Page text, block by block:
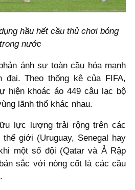
hầu hết cầu thủ chơi bóng
trong nước
ánh sự toàn cầu hóa mạnh
đại. Theo thống kê của FIFA,
hiện khoác áo 449 câu lạc bộ
lãnh thổ khác nhau.
lực lượng trải rộng trên các
giới (Uruguay, Senegal hay
một số đội (Qatar và Ả Rập
sắc với nòng cốt là các cầu